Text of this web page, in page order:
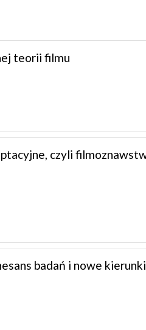
teorii filmu
czyli
badań i nowe